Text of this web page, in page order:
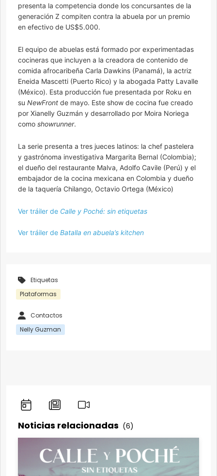
presenta la competencia donde los concursantes de la
generación Z compiten contra la abuela por un premio
en efectivo de US$5.000.
El equipo de abuelas está formado por experimentadas
cocineras que incluyen a la creadora de contenido de
comida afrocaribeña Carla Dawkins (Panamá), la actriz
Eneida Mascetti (Puerto Rico) y la abogada Patty Lavalle
(México). Esta producción fue presentada por Roku en
su NewFront de mayo. Este show de cocina fue creado
por Xianelly Guzmán y desarrollado por Moira Noriega
como showrunner.
La serie presenta a tres jueces latinos: la chef pastelera
y gastrónoma investigativa Margarita Bernal (Colombia);
el dueño del restaurante Malva, Adolfo Cavile (Perú) y el
embajador de la cocina mexicana en Colombia y dueño
de la taquería Chilango, Octavio Ortega (México)
Ver tráiler de Calle y Poché: sin etiquetas
Ver tráiler de Batalla en abuela’s kitchen
Etiquetas
Plataformas
Contactos
Nelly Guzman
Noticias relacionadas (6)